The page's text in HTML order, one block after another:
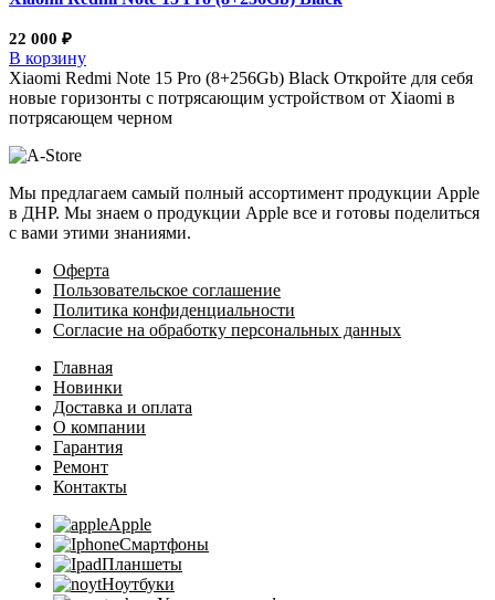
22 000 ₽
В корзину
Xiaomi Redmi Note 15 Pro (8+256Gb) Black Откройте для себя
новые горизонты с потрясающим устройством от Xiaomi в
потрясающем черном
Мы предлагаем самый полный ассортимент продукции Apple
в ДНР. Мы знаем о продукции Apple все и готовы поделиться
с вами этими знаниями.
Оферта
Пользовательское соглашение
Политика конфиденциальности
Согласие на обработку персональных данных
Главная
Новинки
Доставка и оплата
О компании
Гарантия
Ремонт
Контакты
Apple
Смартфоны
Планшеты
Ноутбуки